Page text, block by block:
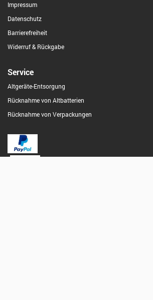
Impressum
Datenschutz
Barrierefreiheit
Widerruf & Rückgabe
Service
Altgeräte-Entsorgung
Rücknahme von Altbatterien
Rücknahme von Verpackungen